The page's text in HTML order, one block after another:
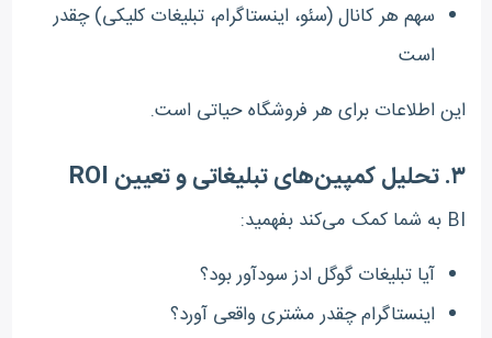
سهم هر کانال (سئو، اینستاگرام، تبلیغات کلیکی) چقدر
است
این اطلاعات برای هر فروشگاه حیاتی است.
۳. تحلیل کمپین‌های تبلیغاتی و تعیین ROI
BI به شما کمک می‌کند بفهمید:
آیا تبلیغات گوگل ادز سودآور بود؟
اینستاگرام چقدر مشتری واقعی آورد؟